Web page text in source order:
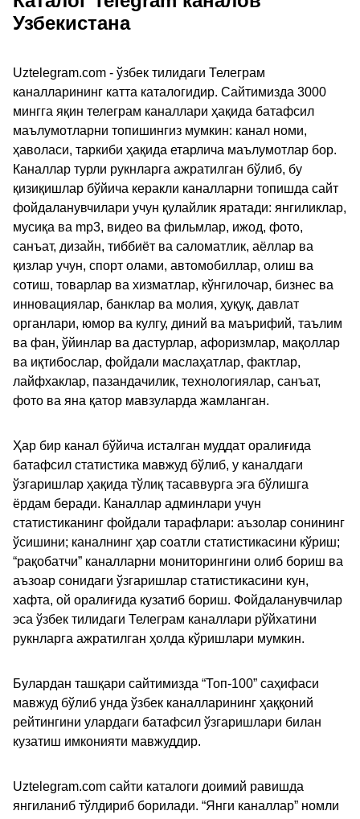
Узбекистана
Uztelegram.com - ўзбек тилидаги Телеграм
каналларининг катта каталогидир. Сайтимизда 3000
мингга яқин телеграм каналлари ҳақида батафсил
маълумотларни топишингиз мумкин: канал номи,
ҳаволаси, таркиби ҳақида етарлича маълумотлар бор.
Каналлар турли рукнларга ажратилган бўлиб, бу
қизиқишлар бўйича керакли каналларни топишда сайт
фойдаланувчилари учун қулайлик яратади: янгиликлар,
мусиқа ва mp3, видео ва фильмлар, ижод, фото,
санъат, дизайн, тиббиёт ва саломатлик, аёллар ва
қизлар учун, спорт олами, автомобиллар, олиш ва
сотиш, товарлар ва хизматлар, кўнгилочар, бизнес ва
инновациялар, банклар ва молия, ҳуқуқ, давлат
органлари, юмор ва кулгу, диний ва маърифий, таълим
ва фан, ўйинлар ва дастурлар, афоризмлар, мақоллар
ва иқтибослар, фойдали маслаҳатлар, фактлар,
лайфхаклар, пазандачилик, технологиялар, санъат,
фото ва яна қатор мавзуларда жамланган.
Ҳар бир канал бўйича исталган муддат оралиғида
батафсил статистика мавжуд бўлиб, у каналдаги
ўзгаришлар ҳақида тўлиқ тасаввурга эга бўлишга
ёрдам беради. Каналлар админлари учун
статистиканинг фойдали тарафлари: аъзолар сонининг
ўсишини; каналнинг ҳар соатли статистикасини кўриш;
“рақобатчи” каналларни мониторингини олиб бориш ва
аъзоар сонидаги ўзгаришлар статистикасини кун,
хафта, ой оралиғида кузатиб бориш. Фойдаланувчилар
эса ўзбек тилидаги Телеграм каналлари рўйхатини
рукнларга ажратилган ҳолда кўришлари мумкин.
Булардан ташқари сайтимизда “Топ-100” саҳифаси
мавжуд бўлиб унда ўзбек каналларининг ҳаққоний
рейтингини улардаги батафсил ўзгаришлари билан
кузатиш имконияти мавжуддир.
Uztelegram.com сайти каталоги доимий равишда
янгиланиб тўлдириб борилади. “Янги каналлар” номли